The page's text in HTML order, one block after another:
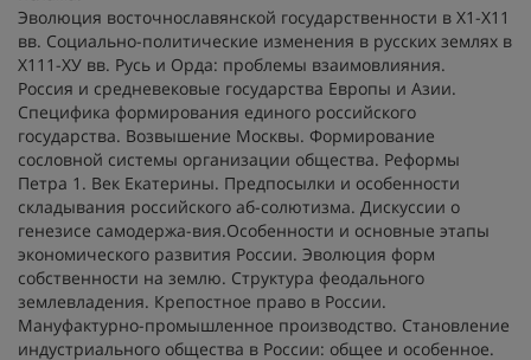
Эволюция восточнославянской государственности в Х1-Х11
вв. Социально-политические изменения в русских землях в
Х111-ХУ вв. Русь и Орда: проблемы взаимовлияния.
Россия и средневековые государства Европы и Азии.
Специфика формирования единого российского
государства. Возвышение Москвы. Формирование
сословной системы организации общества. Реформы
Петра 1. Век Екатерины. Предпосылки и особенности
складывания российского аб-солютизма. Дискуссии о
генезисе самодержа-вия.Особенности и основные этапы
экономического развития России. Эволюция форм
собственности на землю. Структура феодального
землевладения. Крепостное право в России.
Мануфактурно-промышленное производство. Становление
индустриального общества в России: общее и особенное.